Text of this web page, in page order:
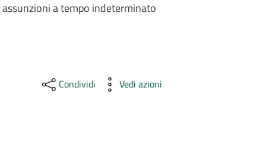
assunzioni a tempo indeterminato
Condividi Vedi azioni